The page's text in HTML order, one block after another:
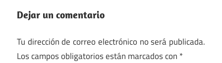
Dejar un comentario
Tu dirección de correo electrónico no será publicada.
Los campos obligatorios están marcados con *